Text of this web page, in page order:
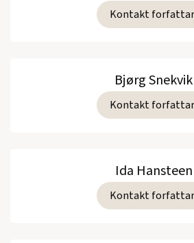
Kontakt
Bjørg Snekvik
Kontakt
Ida Hansteen
Kontakt